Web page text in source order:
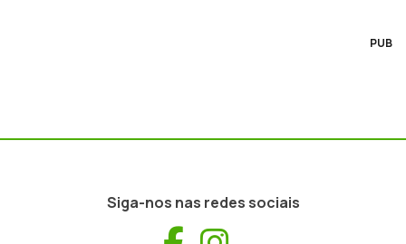
PUB
Siga-nos nas redes sociais